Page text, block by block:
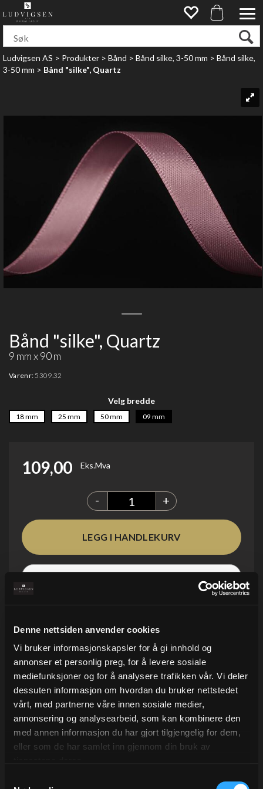
Denne nettsiden anvender cookies
Vi bruker informasjonskapsler for å gi innhold og
annonser et personlig preg, for å levere sosiale
mediefunksjoner og for å analysere trafikken vår. Vi deler
dessuten informasjon om hvordan du bruker nettstedet
vårt, med partnerne våre innen sosiale medier,
annonsering og analysearbeid, som kan kombinere den
med annen informasjon du har gjort tilgjengelig for dem,
eller som de har samlet inn gjennom din bruk av
Ludvigsen AS>Produkter>Bånd>Bånd silke, 3-50 mm>Bånd silke,
3-50 mm>Bånd "silke", Quartz
Bånd "silke", Quartz
9 mm x 90 m
Varenr: 5309.32
Velg bredde
18 mm 25 mm 50 mm 09 mm
109,00 Eks.Mva
- +
På lager
Kvantum
Pris/enh
5 +
98,10
Beskrivelse